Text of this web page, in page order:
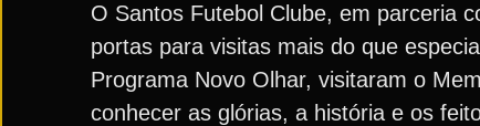
O Santos Futebol Clube, em parceria
portas para visitas mais do que
Programa Novo Olhar, visitaram o
conhecer as glórias, a história e os